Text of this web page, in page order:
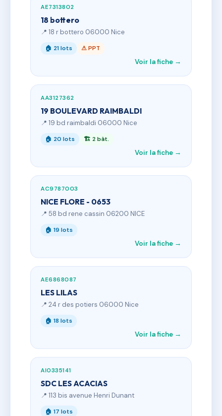
AE7313802
18 bottero
📍 18 r bottero 06000 Nice
🏠 21 lots ⚠ PPT
Voir la fiche →
AA3127362
19 BOULEVARD RAIMBALDI
📍 19 bd raimbaldi 06000 Nice
🏠 20 lots 🏗 2 bât.
Voir la fiche →
AC9787003
NICE FLORE - 0653
📍 58 bd rene cassin 06200 NICE
🏠 19 lots
Voir la fiche →
AE6868087
LES LILAS
📍 24 r des potiers 06000 Nice
🏠 18 lots
Voir la fiche →
AI0335141
SDC LES ACACIAS
📍 113 bis avenue Henri Dunant
🏠 17 lots